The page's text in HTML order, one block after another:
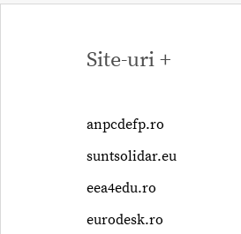
Site-uri +
anpcdefp.ro
suntsolidar.eu
eea4edu.ro
eurodesk.ro